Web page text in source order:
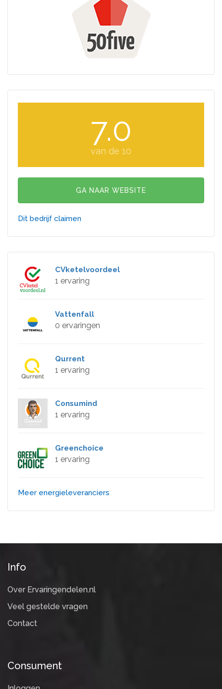
7.0
van de 10
GA NAAR WEBSITE
Dit bedrijf claimen
CVketelvoordeel
1 ervaring
Vattenfall
0 ervaringen
Qurrent
1 ervaring
Consumind
1 ervaring
Greenchoice
1 ervaring
Meer energieleveranciers
Info
Over Ervaringendelen.nl
Veel gestelde vragen
Contact
Consument